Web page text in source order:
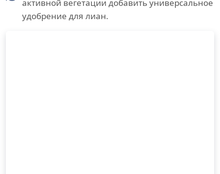
активной вегетации добавить универсальное
удобрение для лиан.